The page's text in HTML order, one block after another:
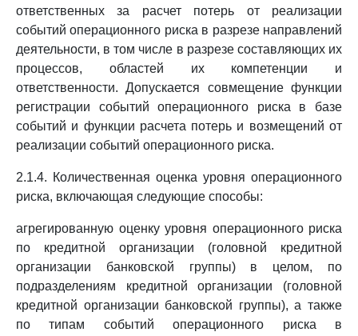
ответственных за расчет потерь от реализации
событий операционного риска в разрезе направлений
деятельности, в том числе в разрезе составляющих их
процессов, областей их компетенции и
ответственности. Допускается совмещение функции
регистрации событий операционного риска в базе
событий и функции расчета потерь и возмещений от
реализации событий операционного риска.
2.1.4. Количественная оценка уровня операционного
риска, включающая следующие способы:
агрегированную оценку уровня операционного риска
по кредитной организации (головной кредитной
организации банковской группы) в целом, по
подразделениям кредитной организации (головной
кредитной организации банковской группы), а также
по типам событий операционного риска в